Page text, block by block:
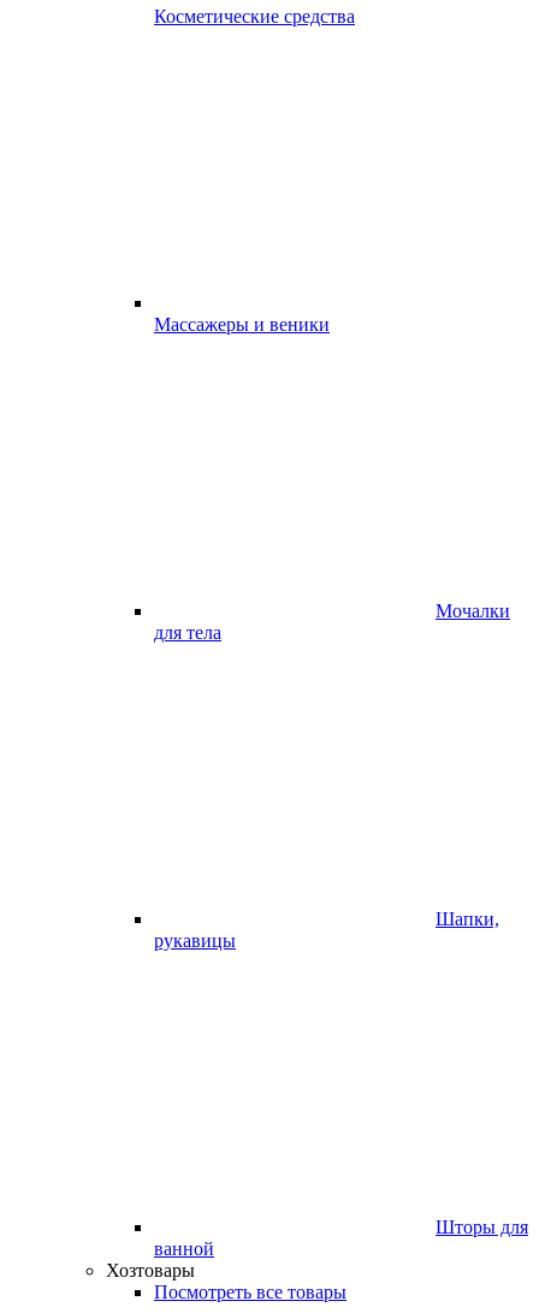
Косметические средства
Массажеры и веники
Мочалки
для тела
Шапки,
рукавицы
Шторы для
ванной
Хозтовары
Посмотреть все товары